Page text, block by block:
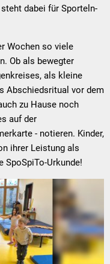
dabei für Sporteln-
Wochen so viele
Ob als bewegter
als kleine
Abschiedsritual vor dem
zu Hause noch
auf der
- notieren. Kinder,
ihrer Leistung als
SpoSpiTo-Urkunde!